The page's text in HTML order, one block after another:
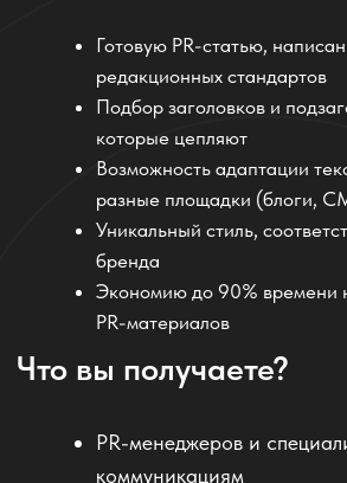
Мы использовали ИИ-ассистента от
komanda.ai для подготовки статьи о новом
продукте. Результат — текст, который взяли
сразу два отраслевых издания без правок!
Александр, PR-специалист в IT-компании